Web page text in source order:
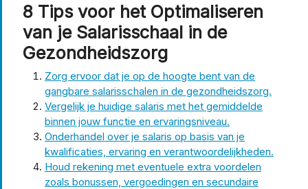
8 Tips voor het Optimaliseren
van je Salarisschaal in de
Gezondheidszorg
Zorg ervoor dat je op de hoogte bent van de
gangbare salarisschalen in de gezondheidszorg.
Vergelijk je huidige salaris met het gemiddelde
binnen jouw functie en ervaringsniveau.
Onderhandel over je salaris op basis van je
kwalificaties, ervaring en verantwoordelijkheden.
Houd rekening met eventuele extra voordelen
zoals bonussen, vergoedingen en secundaire